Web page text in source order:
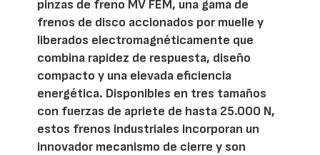
pinzas de freno MV FEM, una gama de
frenos de disco accionados por muelle y
liberados electromagnéticamente que
combina rapidez de respuesta, diseño
compacto y una elevada eficiencia
energética. Disponibles en tres tamaños
con fuerzas de apriete de hasta 25.000 N,
estos frenos industriales incorporan un
innovador mecanismo de cierre y son